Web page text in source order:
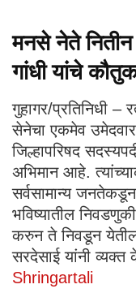
मनसे नेते
गांधी यांचे
गुहागर/प्रतिनिधी –
सेनेचा एकमेव उमेदवार
जिल्हापरिषद
अभिमान आहे.
सर्वसामान्य
भविष्यातील
करुन ते निवडून
सरदेसाई यांनी व्यक्त
Shringartali